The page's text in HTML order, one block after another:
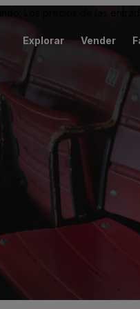
Los precios de las
Explorar Vender